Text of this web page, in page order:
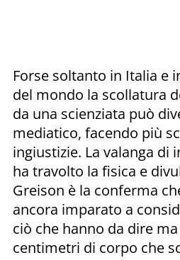
Forse soltanto in Italia e
del mondo la scollatura
da una scienziata può
mediatico, facendo più
ingiustizie. La valanga di
ha travolto la fisica e
Greison è la conferma
ancora imparato a
ciò che hanno da dire
centimetri di corpo che